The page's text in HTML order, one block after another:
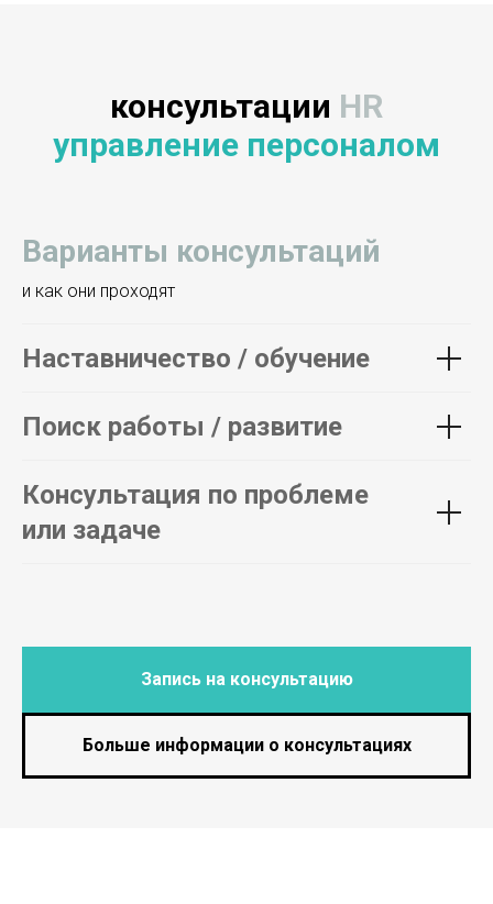
консультации HR
управление персоналом
Варианты консультаций
и как они проходят
Наставничество / обучение
Поиск работы / развитие
Консультация по проблеме
или задаче
Запись на консультацию
Больше информации о консультациях